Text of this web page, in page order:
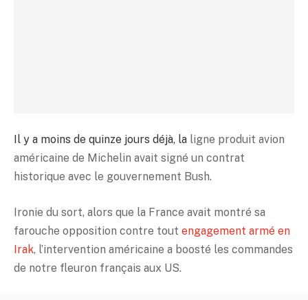
Il y a moins de quinze jours déjà, la ligne produit avion
américaine de Michelin avait signé un contrat
historique avec le gouvernement Bush.
Ironie du sort, alors que la France avait montré sa
farouche opposition contre tout engagement armé en
Irak, l’intervention américaine a boosté les commandes
de notre fleuron français aux US.